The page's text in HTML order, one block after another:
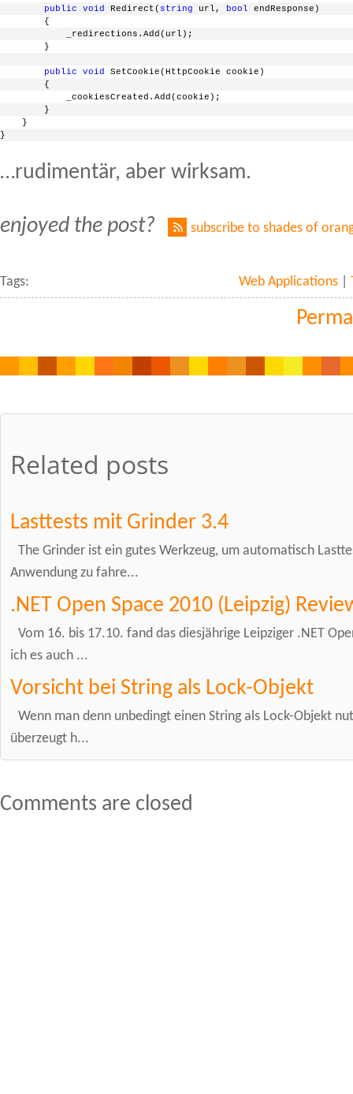
public void Redirect( string url, bool endResponse)
        {
            _redirections.Add(url);
        }
public void
SetCookie(HttpCookie cookie)
        {
            _cookiesCreated.Add(cookie);
        }
    }
}
…rudimentär, aber wirksam.
enjoyed the post? subscribe to shades of
Tags: Web Applications |
Related posts
Lasttests mit Grinder 3.4
The Grinder ist ein gutes Werkzeug, um automatisch
Anwendung zu fahre...
.NET Open Space 2010 (Leipzig)
Vom 16. bis 17.10. fand das diesjährige Leipziger .NET
ich es auch ...
Vorsicht bei String als Lock-Objekt
Wenn man denn unbedingt einen String als Lock-Objekt
überzeugt h...
Comments are closed